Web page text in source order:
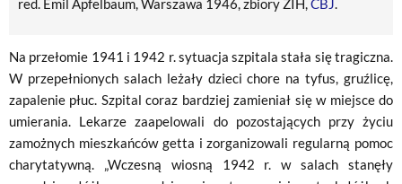
red. Emil Apfelbaum, Warszawa 1946, zbiory ŻIH,CBJ.
Na przełomie 1941 i 1942 r. sytuacja szpitala stała się tragiczna.
W przepełnionych salach leżały dzieci chore na tyfus, gruźlicę,
zapalenie płuc. Szpital coraz bardziej zamieniał się w miejsce do
umierania. Lekarze zaapelowali do pozostających przy życiu
zamożnych mieszkańców getta i zorganizowali regularną pomoc
charytatywną. „Wczesną wiosną 1942 r. w salach stanęły